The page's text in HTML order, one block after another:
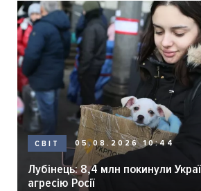
СВІТ 05.08.2026 10:44
Лубінець: 8,4 млн покинули
агресію Росії